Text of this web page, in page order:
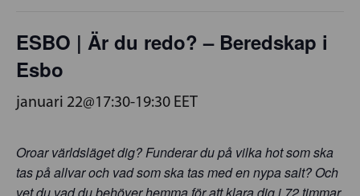
ESBO | Är du redo? – Beredskap i
Esbo
januari 22@17:30-19:30 EET
Oroar världsläget dig? Funderar du på vilka hot som ska
tas på allvar och vad som ska tas med en nypa salt? Och